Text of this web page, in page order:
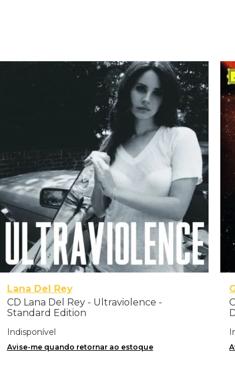
Lana Del Rey
CD Lana Del Rey - Ultraviolence -
Standard Edition
Indisponível
Avise-me quando retornar ao estoque